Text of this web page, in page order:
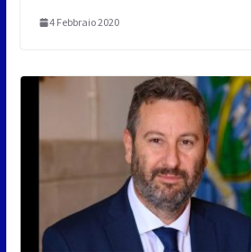
4 Febbraio 2020